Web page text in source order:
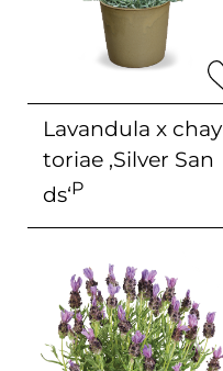
Lavandula x chay
toriae ‚Silver San
ds‘P